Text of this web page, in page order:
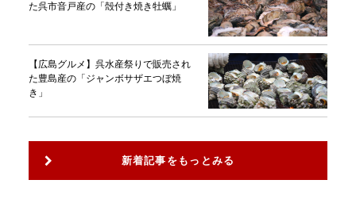
た呉市音戸産の「殻付き焼き牡蠣」
【広島グルメ】呉水産祭りで販売され
た豊島産の「ジャンボサザエつぼ焼
き」
新着記事をもっとみる